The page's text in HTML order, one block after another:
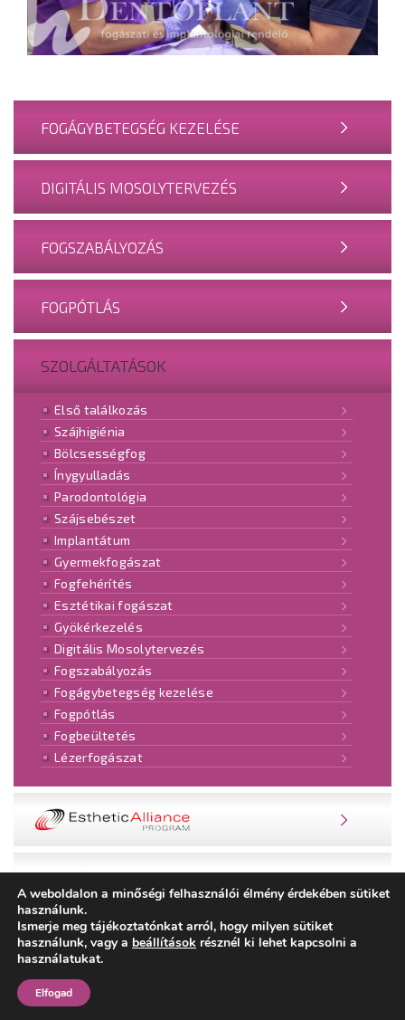
FOGÁGYBETEGSÉG KEZELÉSE
DIGITÁLIS MOSOLYTERVEZÉS
FOGSZABÁLYOZÁS
FOGPÓTLÁS
SZOLGÁLTATÁSOK
Első találkozás
Szájhigiénia
Bölcsességfog
Ínygyulladás
Parodontológia
Szájsebészet
Implantátum
Gyermekfogászat
Fogfehérítés
Esztétikai fogászat
Gyökérkezelés
Digitális Mosolytervezés
Fogszabályozás
Fogágybetegség kezelése
Fogpótlás
Fogbeültetés
Lézerfogászat
NOBEL ESTHETIC ALLIANCE® PROGRAM
Szerver üzemeltető és
A weboldalon a minőségi felhasználói élmény érdekében sütiket
használunk.
Ismerje meg tájékoztatónkat arról, hogy milyen sütiket
használunk, vagy a beállítások résznél ki lehet kapcsolni a
használatukat.
Elfogad